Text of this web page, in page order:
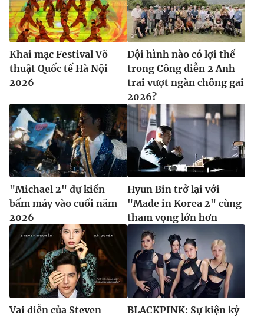
Khai mạc Festival Võ
thuật Quốc tế Hà Nội
2026
Đội hình nào có lợi thế
trong Công diễn 2 Anh
trai vượt ngàn chông gai
2026?
"Michael 2" dự kiến
bấm máy vào cuối năm
2026
Hyun Bin trở lại với
"Made in Korea 2" cùng
tham vọng lớn hơn
Vai diễn của Steven
BLACKPINK: Sự kiện kỷ